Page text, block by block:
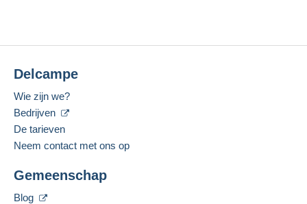
Delcampe
Wie zijn we?
Bedrijven
De tarieven
Neem contact met ons op
Gemeenschap
Blog